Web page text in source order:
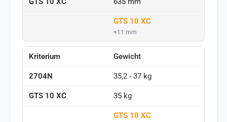
GTS 10 XC
+11 mm
Gewicht
35,2 - 37 kg
35 kg
GTS 10 XC